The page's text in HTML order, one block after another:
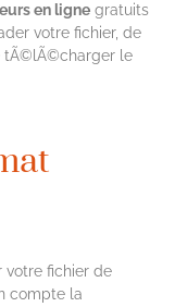
en ligne gratuits
votre fichier, de
tÃ©lÃ©charger le
votre fichier de
compte la